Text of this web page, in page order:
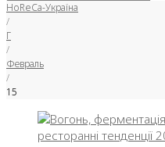
HoReCa-Україна
/
Г
/
Февраль
/
15
День: